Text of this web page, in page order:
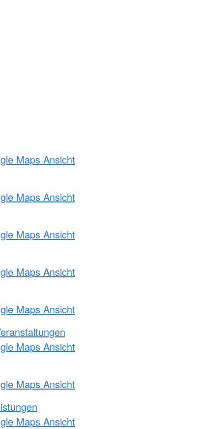
Maps Ansicht
Maps Ansicht
Maps Ansicht
Maps Ansicht
Maps Ansicht
Maps Ansicht
Maps Ansicht
Maps Ansicht